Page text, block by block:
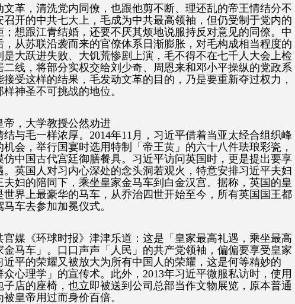
文革，清洗党内同僚，也跟他剪不断、理还乱的帝王情结分不
召开的中共七大上，毛成为中共最高领袖，但仍受制于党内的
；想跟江青结婚，还要不厌其烦地说服持反对意见的同僚。中
，从苏联沿袭而来的官僚体系日渐膨胀，对毛构成相当程度的
是大跃进失败、大饥荒惨剧上演，毛不得不在七千人大会上检
二线，将部分实权交给刘少奇、周恩来和邓小平操纵的党政系
接受这样的结果，毛发动文革的目的，乃是要重新夺过权力，
神圣不可挑战的地位。
帝，大学教授公然劝进
结与毛一样浓厚。2014年11月，习近平借着当亚太经合组织峰
机会，举行国宴时选用特制「帝王黄」的六十八件珐琅彩瓷，
仿中国古代宫廷御膳餐具。习近平访问英国时，更是提出要享
。英国人对习内心深处的念头洞若观火，特意安排习近平夫妇
夫妇的陪同下，乘坐皇家金马车到白金汉宫。据称，英国的皇
世界上最豪华的马车，从乔治四世开始至今，所有英国国王都
车去参加加冕仪式。
官媒《环球时报》津津乐道：这是「皇家最高礼遇，乘坐最高
金马车」。口口声声「人民」的共产党领袖，偏偏要享受皇家
近平的荣耀又被放大为所有中国人的荣耀，这是何等精妙的
众心理学」的宣传术。此外，2013年习近平微服私访时，使用
子店的座椅，也立即被送到公司总部当作文物展览，原本普通
皇帝用过而身价百倍。